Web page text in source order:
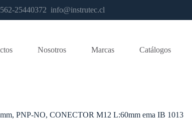
25440372 info@instrutec.cl
Nosotros Marcas Catálogos
PNP-NO, CONECTOR M12 L:60mm ema IB 1013